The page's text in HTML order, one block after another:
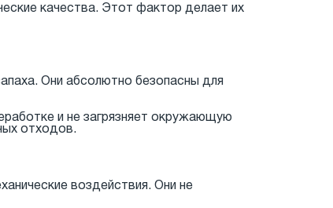
качества. Этот фактор делает их
Они абсолютно безопасны для
и не загрязняет окружающую
отходов.
воздействия. Они не